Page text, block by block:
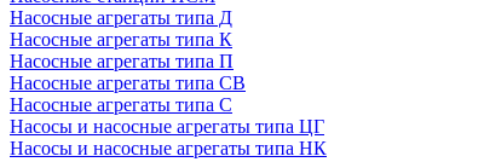
Насосные агрегаты типа Д
Насосные агрегаты типа К
Насосные агрегаты типа П
Насосные агрегаты типа СВ
Насосные агрегаты типа С
Насосы и насосные агрегаты типа ЦГ
Насосы и насосные агрегаты типа НК